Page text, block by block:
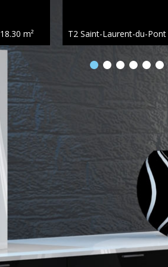
18.30 m² T2 Saint-Laurent-du-Pont